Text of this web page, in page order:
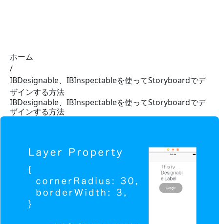
ホーム
/
IBDesignable、IBInspectableを使ってStoryboardでデ
ザインする方法
IBDesignable、IBInspectableを使ってStoryboardでデ
ザインする方法